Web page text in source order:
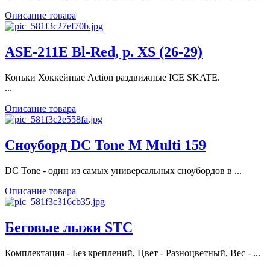
Описание товара
ASE-211E Bl-Red, р. XS (26-29)
Коньки Хоккейные Action раздвижные ICE SKATE.
...
Описание товара
Сноуборд DC Tone M Multi 159
DC Tone - один из самых универсальных сноубордов в ...
Описание товара
Беговые лыжи STC
Комплектация - Без креплений, Цвет - Разноцветный, Вес - ...